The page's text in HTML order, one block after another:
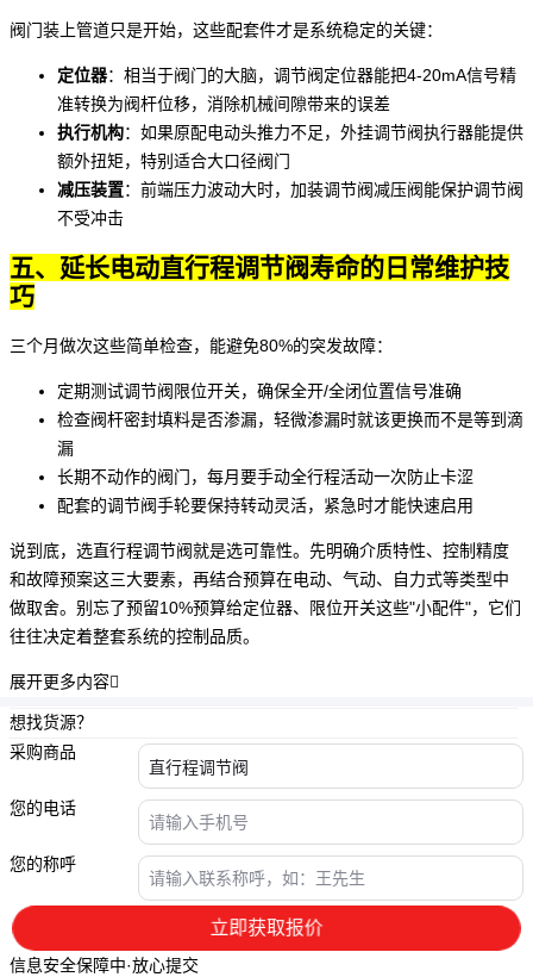
阀门装上管道只是开始，这些配套件才是系统稳定的关键：
定位器：相当于阀门的大脑， 调节阀定位器能把4-20mA信号精
准转换为阀杆位移，消除机械间隙带来的误差
执行机构：如果原配电动头推力不足，外挂调节阀执行器能提供
额外扭矩，特别适合大口径阀门
减压装置：前端压力波动大时，加装调节阀减压阀能保护调节阀
不受冲击
五、延长电动直行程调节阀寿命的日常维护技
巧
三个月做次这些简单检查，能避免80%的突发故障：
定期测试调节阀限位开关，确保全开/全闭位置信号准确
检查阀杆密封填料是否渗漏，轻微渗漏时就该更换而不是等到滴
漏
长期不动作的阀门，每月要手动全行程活动一次防止卡涩
配套的调节阀手轮要保持转动灵活，紧急时才能快速启用
说到底，选直行程调节阀就是选可靠性。先明确介质特性、控制精度
和故障预案这三大要素，再结合预算在电动、气动、自力式等类型中
做取舍。别忘了预留10%预算给定位器、限位开关这些"小配件"，它们
往往决定着整套系统的控制品质。
展开更多内容
想找货源？
采购商品
您的电话
您的称呼
立即获取报价
信息安全保障中·放心提交